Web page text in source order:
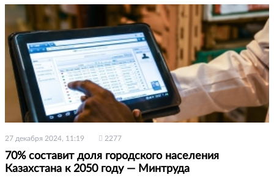
27 декабря 2024, 11:19 2277
70% составит доля городского населения
Казахстана к 2050 году — Минтруда